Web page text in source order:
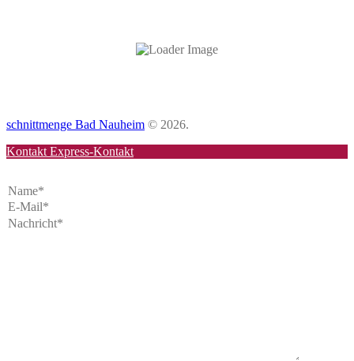
schnittmenge Bad Nauheim © 2026.
Kontakt Express-Kontakt